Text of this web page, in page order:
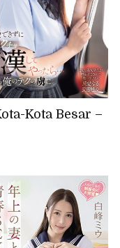
Kota Besar –